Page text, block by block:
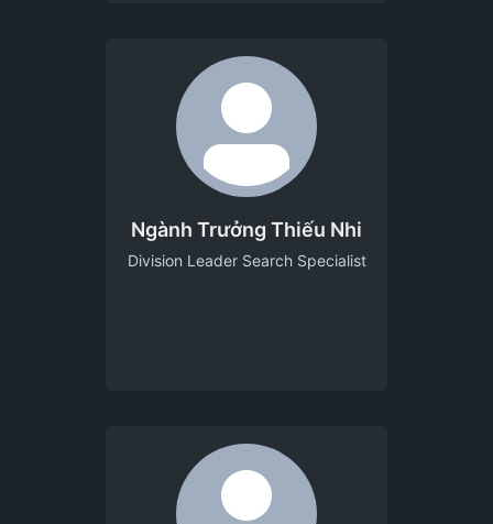
Ngành Trưởng Thiếu Nhi
Division Leader Search Specialist